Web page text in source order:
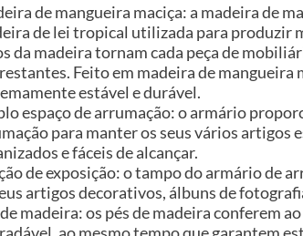
de mangueira maciça: a madeira de
de lei tropical utilizada para produzir
da madeira tornam cada peça de
Feito em madeira de mangueira
estável e durável.
espaço de arrumação: o armário
para manter os seus vários artigos
e fáceis de alcançar.
de exposição: o tampo do armário de
artigos decorativos, álbuns de
madeira: os pés de madeira conferem